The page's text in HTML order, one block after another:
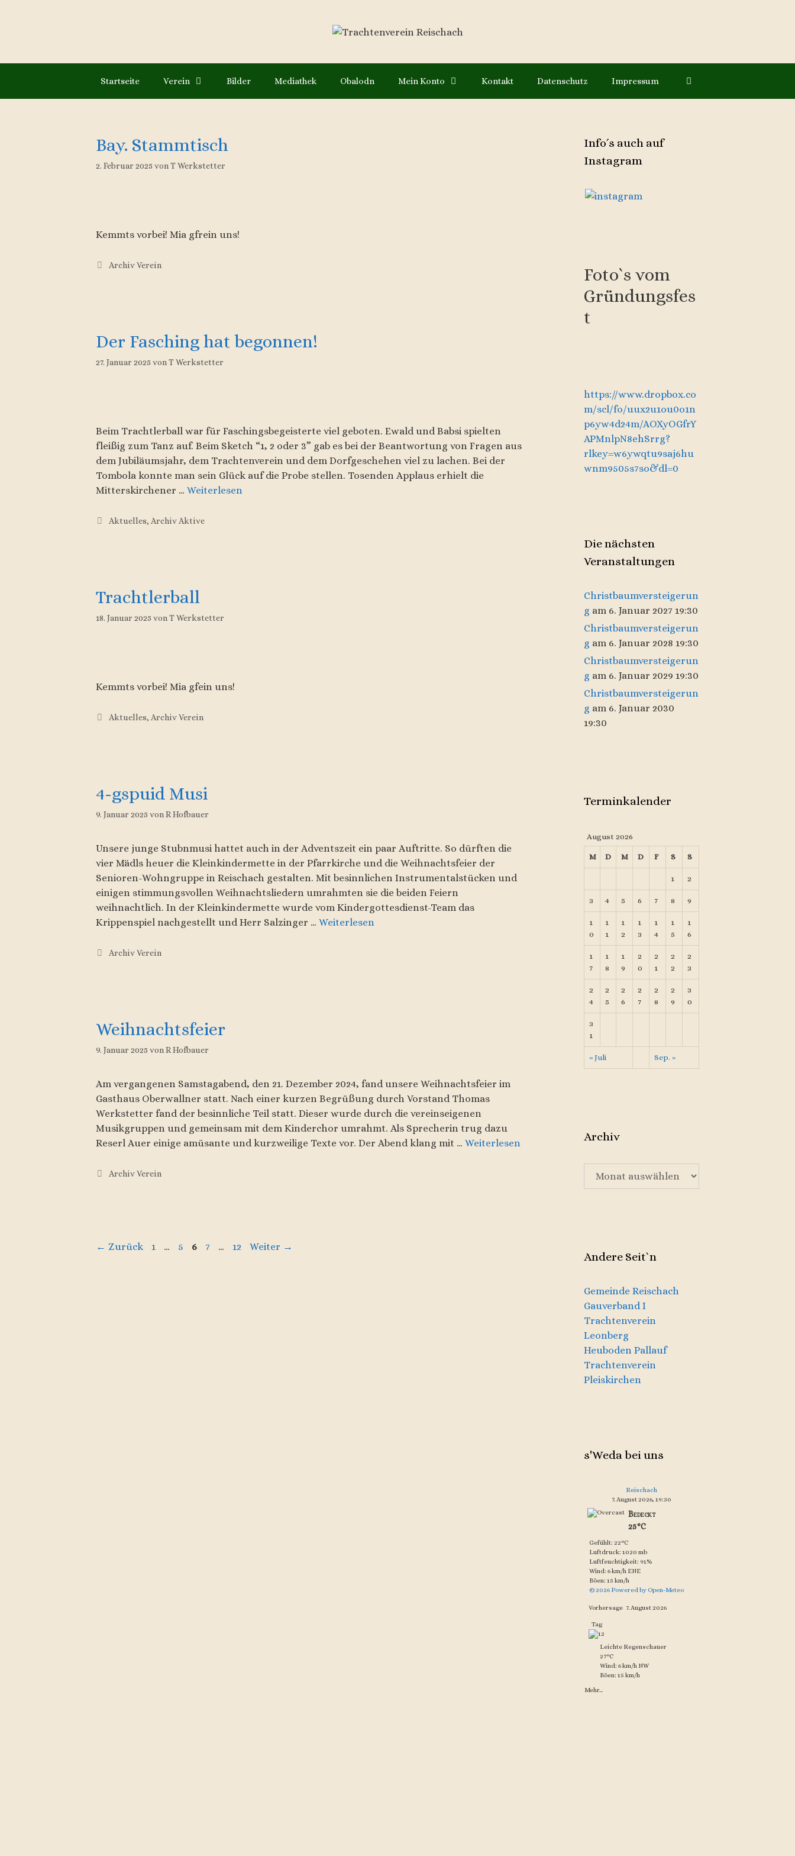
Startseite Verein Bilder Mediathek Obalodn Mein Konto Kontakt Datenschutz Impressum
Bay. Stammtisch
2. Februar 2025 von T Werkstetter
Kemmts vorbei! Mia gfrein uns!
Kategorien
Archiv Verein
Der Fasching hat begonnen!
27. Januar 2025 von T Werkstetter
Beim Trachtlerball war für Faschingsbegeisterte viel geboten. Ewald und Babsi spielten
fleißig zum Tanz auf. Beim Sketch “1, 2 oder 3” gab es bei der Beantwortung von Fragen aus
dem Jubiläumsjahr, dem Trachtenverein und dem Dorfgeschehen viel zu lachen. Bei der
Tombola konnte man sein Glück auf die Probe stellen. Tosenden Applaus erhielt die
Mitterskirchener … Weiterlesen
Kategorien
Aktuelles, Archiv Aktive
Trachtlerball
18. Januar 2025 von T Werkstetter
Kemmts vorbei! Mia gfein uns!
Kategorien
Aktuelles, Archiv Verein
4-gspuid Musi
9. Januar 2025 vonR Hofbauer
Unsere junge Stubnmusi hattet auch in der Adventszeit ein paar Auftritte. So dürften die
vier Mädls heuer die Kleinkindermette in der Pfarrkirche und die Weihnachtsfeier der
Senioren-Wohngruppe in Reischach gestalten. Mit besinnlichen Instrumentalstücken und
einigen stimmungsvollen Weihnachtsliedern umrahmten sie die beiden Feiern
weihnachtlich. In der Kleinkindermette wurde vom Kindergottesdienst-Team das
Krippenspiel nachgestellt und Herr Salzinger … Weiterlesen
Kategorien
Archiv Verein
Weihnachtsfeier
9. Januar 2025 vonR Hofbauer
Am vergangenen Samstagabend, den 21. Dezember 2024, fand unsere Weihnachtsfeier im
Gasthaus Oberwallner statt. Nach einer kurzen Begrüßung durch Vorstand Thomas
Werkstetter fand der besinnliche Teil statt. Dieser wurde durch die vereinseigenen
Musikgruppen und gemeinsam mit dem Kinderchor umrahmt. Als Sprecherin trug dazu
Reserl Auer einige amüsante und kurzweilige Texte vor. Der Abend klang mit … Weiterlesen
Kategorien
Archiv Verein
← Zurück Seite
1 … Seite
5 Seite
6 Seite
7 … Seite
12 Weiter →
Info´s auch auf
Instagram
Foto`s vom
Gründungsfes
t
https://www.dropbox.co
m/scl/fo/uux2u1ou0o1n
p6yw4d24m/AOXyOGfrY
APMnlpN8ehSrrg?
rlkey=w6ywqtu9saj6hu
wnm9505s7so&dl=0
Die nächsten
Veranstaltungen
Christbaumversteigerun
g am 6. Januar 2027 19:30
Christbaumversteigerun
g am 6. Januar 2028 19:30
Christbaumversteigerun
g am 6. Januar 2029 19:30
Christbaumversteigerun
g am 6. Januar 2030
19:30
Terminkalender
August 2026
M D M D F S S
1 2
3 4 5 6 7 8 9
1
0
1
1
1
2
1
3
1
4
1
5
1
6
1
7
1
8
1
9
2
0
2
1
2
2
2
3
2
4
2
5
2
6
2
7
2
8
2
9
3
0
3
1
« Juli Sep. »
Archiv
Andere Seit`n
Gemeinde Reischach
Gauverband I
Trachtenverein
Leonberg
Heuboden Pallauf
Trachtenverein
Pleiskirchen
s'Weda bei uns
Reischach
7. August 2026, 19:30
Bedeckt
25°C
Gefühlt: 22°C
Luftdruck: 1020 mb
Luftfeuchtigkeit: 91%
Wind: 6 km/h ENE
Böen: 15 km/h
© 2026 Powered by Open-Meteo
Vorhersage 7. August 2026
Tag
Leichte Regenschauer
27°C
Wind: 6 km/h NW
Böen: 15 km/h
Mehr...